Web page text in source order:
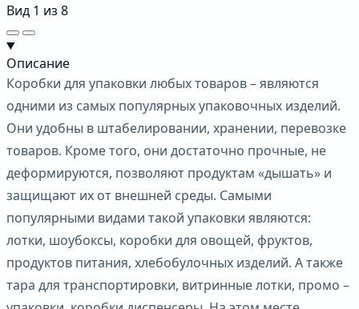
Вид 1 из 8
Описание
Коробки для упаковки любых товаров – являются
одними из самых популярных упаковочных изделий.
Они удобны в штабелировании, хранении, перевозке
товаров. Кроме того, они достаточно прочные, не
деформируются, позволяют продуктам «дышать» и
защищают их от внешней среды. Самыми
популярными видами такой упаковки являются:
лотки, шоубоксы, коробки для овощей, фруктов,
продуктов питания, хлебобулочных изделий. А также
тара для транспортировки, витринные лотки, промо –